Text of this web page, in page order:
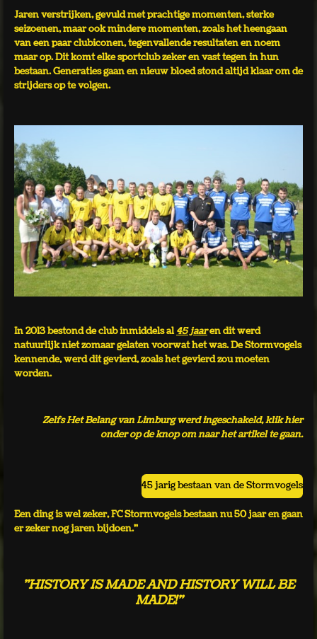
Jaren verstrijken, gevuld met prachtige momenten, sterke
seizoenen, maar ook mindere momenten, zoals het heengaan
van een paar clubiconen, tegenvallende resultaten en noem
maar op. Dit komt elke sportclub zeker en vast tegen in hun
bestaan. Generaties gaan en nieuw bloed stond altijd klaar om de
strijders op te volgen.
In 2013 bestond de club inmiddels al 45 jaaren dit werd
natuurlijk niet zomaar gelaten voorwat het was. De Stormvogels
kennende, werd dit gevierd, zoals het gevierd zou moeten
worden.
Zelfs Het Belang van Limburg werd ingeschakeld, klik hier
onder op de knop om naar het artikel te gaan.
45 jarig bestaan van de Stormvogels
Een ding is wel zeker, FC Stormvogels bestaan nu 50 jaar en gaan
er zeker nog jaren bijdoen."
"HISTORY IS MADE AND HISTORY WILL BE
MADE!"